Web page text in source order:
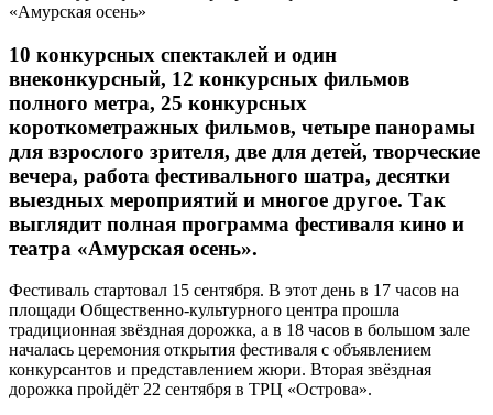
10 конкурсных спектаклей и один
внеконкурсный, 12 конкурсных фильмов
полного метра, 25 конкурсных
короткометражных фильмов, четыре панорамы
для взрослого зрителя, две для детей, творческие
вечера, работа фестивального шатра, десятки
выездных мероприятий и многое другое. Так
выглядит полная программа фестиваля кино и
театра «Амурская осень».
Фестиваль стартовал 15 сентября. В этот день в 17 часов на
площади Общественно-культурного центра прошла
традиционная звёздная дорожка, а в 18 часов в большом зале
началась церемония открытия фестиваля с объявлением
конкурсантов и представлением жюри. Вторая звёздная
дорожка пройдёт 22 сентября в ТРЦ «Острова».